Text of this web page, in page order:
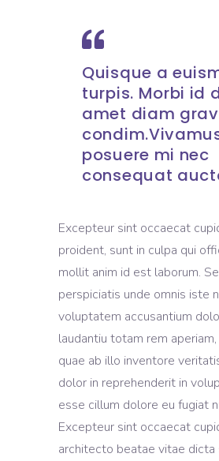
Quisque a
turpis. Morbi id
amet diam
posuere mi nec
consequat
Excepteur sint occaecat
proident, sunt in culpa qui
mollit anim id est laborum.
perspiciatis unde omnis iste
voluptatem accusantium
laudantiu totam rem
quae ab illo inventore
dolor in reprehenderit in
esse cillum dolore eu fugiat
Excepteur sint occaecat
architecto beatae vitae dicta